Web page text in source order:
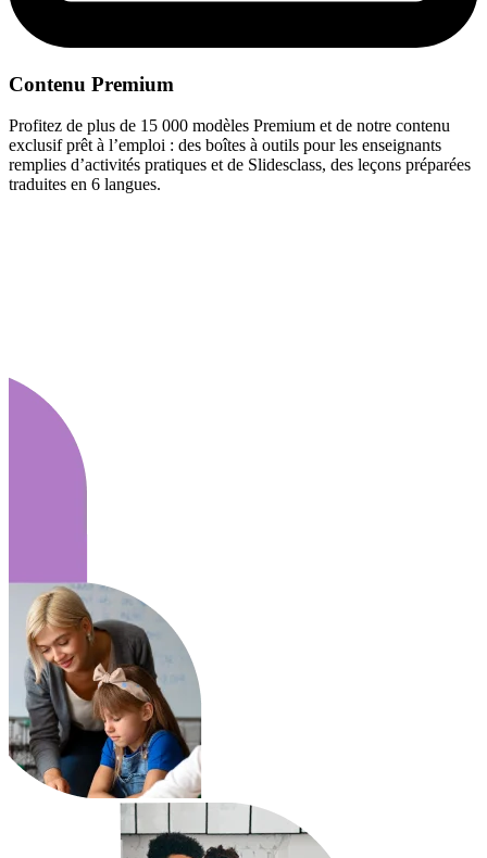
Contenu Premium
Profitez de plus de 15 000 modèles Premium et de notre contenu
exclusif prêt à l’emploi : des boîtes à outils pour les enseignants
remplies d’activités pratiques et de Slidesclass, des leçons préparées
traduites en 6 langues.